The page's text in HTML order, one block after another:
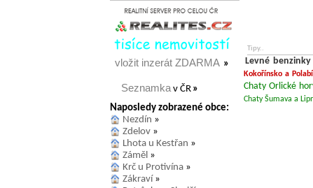
vložit inzerát ZDARMA »
Seznamkav ČR »
Naposledy zobrazené obce:
Nezdín »
Zdelov »
Lhota u Kestřan »
Záměl »
Krč u Protivína »
Zákraví »
Tipy..
Levné benzinky
Kokořínsko a Polabí
Chaty Orlické
Chaty Šumava a